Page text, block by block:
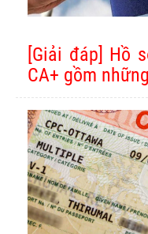
[Giải đáp] Hồ
CA+ gồm